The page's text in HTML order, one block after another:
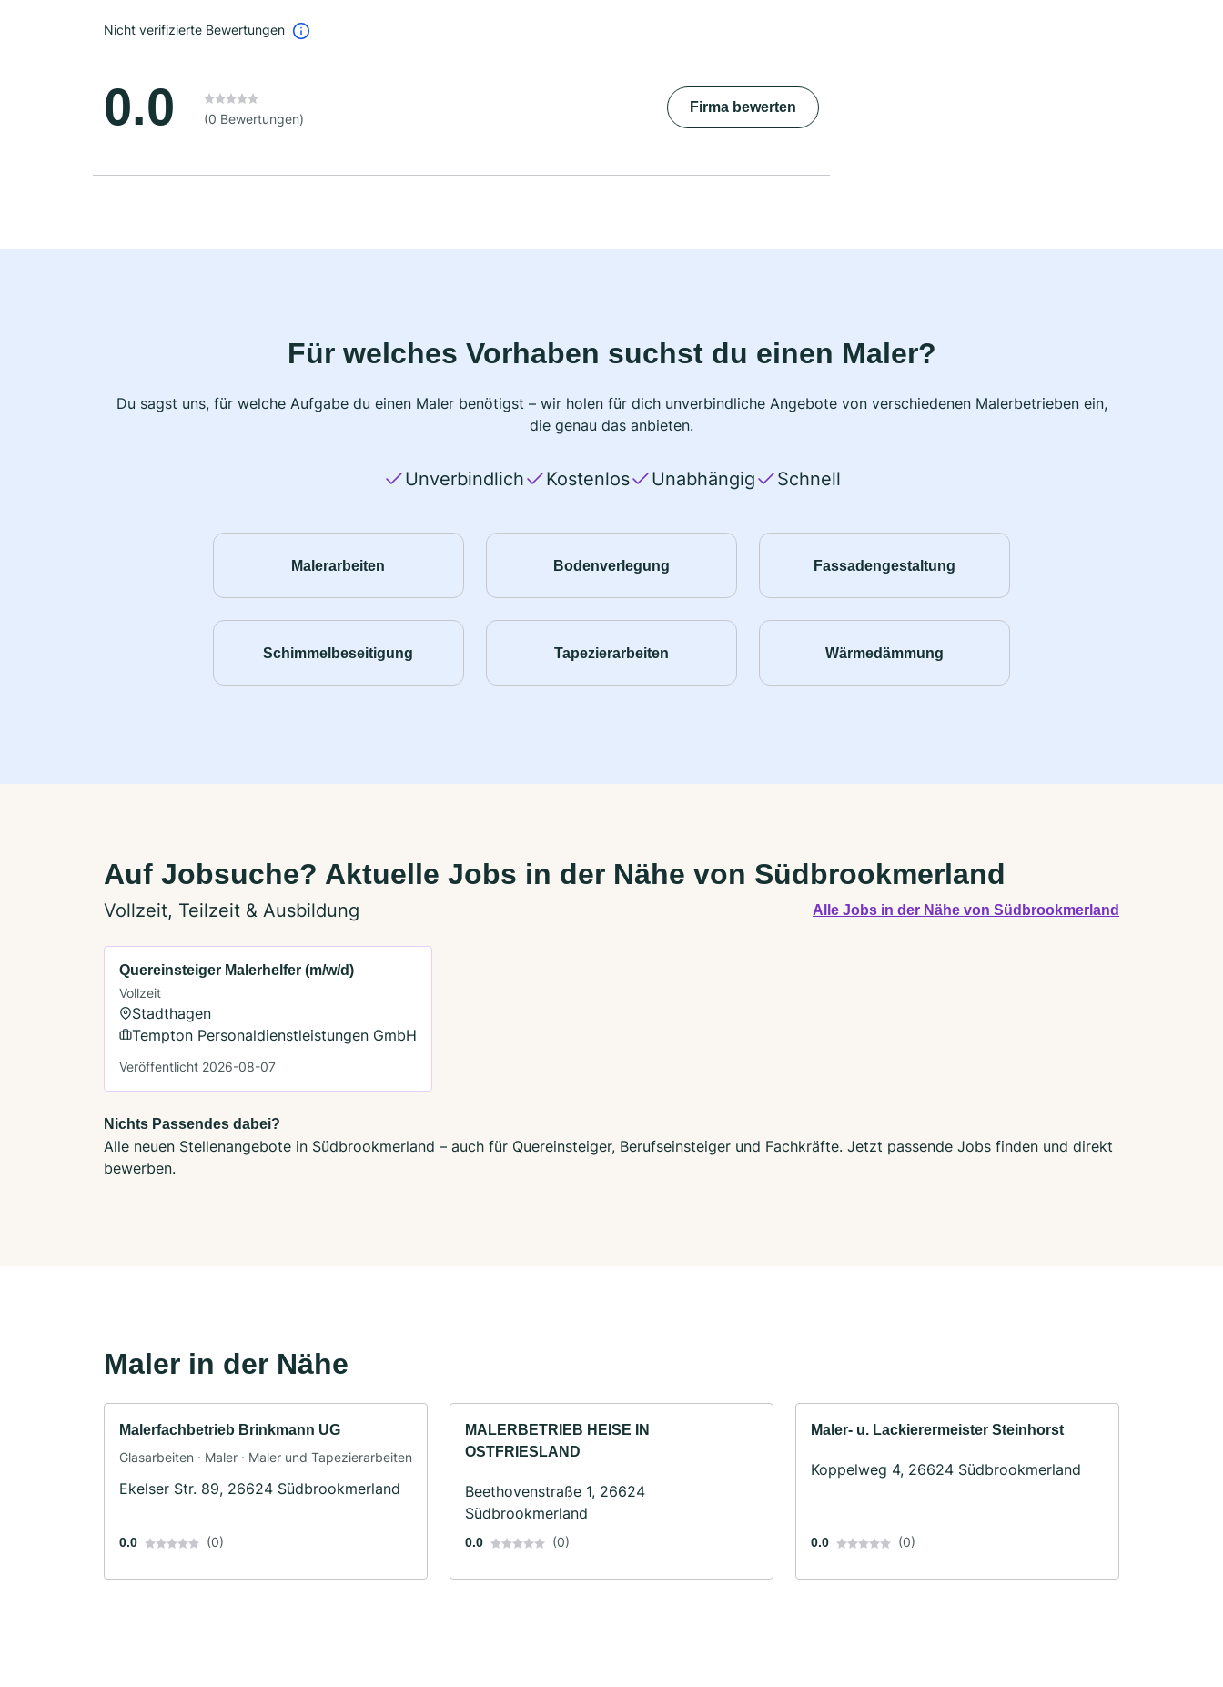
Nicht verifizierte Bewertungen
0.0 (0 Bewertungen)
Firma bewerten
Für welches Vorhaben suchst du einen Maler?
Du sagst uns, für welche Aufgabe du einen Maler benötigst – wir holen für dich unverbindliche Angebote von verschiedenen Malerbetrieben ein,
die genau das anbieten.
Unverbindlich Kostenlos Unabhängig Schnell
Malerarbeiten Bodenverlegung Fassadengestaltung
Schimmelbeseitigung Tapezierarbeiten Wärmedämmung
Auf Jobsuche? Aktuelle Jobs in der Nähe von Südbrookmerland
Vollzeit, Teilzeit & Ausbildung Alle Jobs in der Nähe von Südbrookmerland
Quereinsteiger Malerhelfer (m/w/d)
Vollzeit
Stadthagen
Tempton Personaldienstleistungen GmbH
Veröffentlicht 2026-08-07
Nichts Passendes dabei?
Alle neuen Stellenangebote in Südbrookmerland – auch für Quereinsteiger, Berufseinsteiger und Fachkräfte. Jetzt passende Jobs finden und direkt
bewerben.
Maler in der Nähe
Malerfachbetrieb Brinkmann UG
Glasarbeiten · Maler · Maler und Tapezierarbeiten
Ekelser Str. 89, 26624 Südbrookmerland
0.0 (0)
MALERBETRIEB HEISE IN
OSTFRIESLAND
Beethovenstraße 1, 26624
Südbrookmerland
0.0 (0)
Maler- u. Lackierermeister Steinhorst
Koppelweg 4, 26624 Südbrookmerland
0.0 (0)